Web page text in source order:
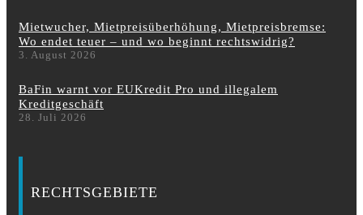
Mietwucher, Mietpreisüberhöhung, Mietpreisbremse:
Wo endet teuer – und wo beginnt rechtswidrig?
3. August 2026
BaFin warnt vor EUKredit Pro und illegalem
Kreditgeschäft
28. Juli 2026
RECHTSGEBIETE